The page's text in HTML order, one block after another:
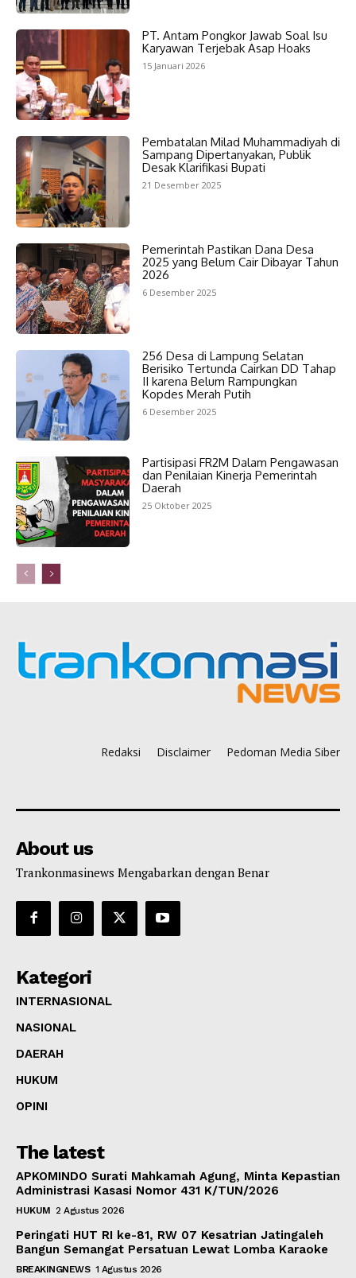
PT. Antam Pongkor Jawab Soal Isu
Karyawan Terjebak Asap Hoaks
15 Januari 2026
Pembatalan Milad Muhammadiyah di
Sampang Dipertanyakan, Publik
Desak Klarifikasi Bupati
21 Desember 2025
Pemerintah Pastikan Dana Desa
2025 yang Belum Cair Dibayar Tahun
2026
6 Desember 2025
256 Desa di Lampung Selatan
Berisiko Tertunda Cairkan DD Tahap
II karena Belum Rampungkan
Kopdes Merah Putih
6 Desember 2025
Partisipasi FR2M Dalam Pengawasan
dan Penilaian Kinerja Pemerintah
Daerah
25 Oktober 2025
Redaksi Disclaimer Pedoman Media Siber
About us
Trankonmasinews Mengabarkan dengan Benar
Kategori
INTERNASIONAL
NASIONAL
DAERAH
HUKUM
OPINI
The latest
APKOMINDO Surati Mahkamah Agung, Minta Kepastian
Administrasi Kasasi Nomor 431 K/TUN/2026
HUKUM 2 Agustus 2026
Peringati HUT RI ke-81, RW 07 Kesatrian Jatingaleh
Bangun Semangat Persatuan Lewat Lomba Karaoke
BREAKINGNEWS 1 Agustus 2026